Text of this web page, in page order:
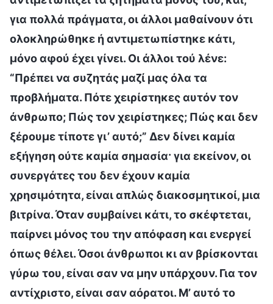
για πολλά πράγματα, οι άλλοι μαθαίνουν ότι
ολοκληρώθηκε ή αντιμετωπίστηκε κάτι,
μόνο αφού έχει γίνει. Οι άλλοι τού λένε:
“Πρέπει να συζητάς μαζί μας όλα τα
προβλήματα. Πότε χειρίστηκες αυτόν τον
άνθρωπο; Πώς τον χειρίστηκες; Πώς και δεν
ξέρουμε τίποτε γι’ αυτό;” Δεν δίνει καμία
εξήγηση ούτε καμία σημασία· για εκείνον, οι
συνεργάτες του δεν έχουν καμία
χρησιμότητα, είναι απλώς διακοσμητικοί, μια
βιτρίνα. Όταν συμβαίνει κάτι, το σκέφτεται,
παίρνει μόνος του την απόφαση και ενεργεί
όπως θέλει. Όσοι άνθρωποι κι αν βρίσκονται
γύρω του, είναι σαν να μην υπάρχουν. Για τον
αντίχριστο, είναι σαν αόρατοι. Μ’ αυτό το